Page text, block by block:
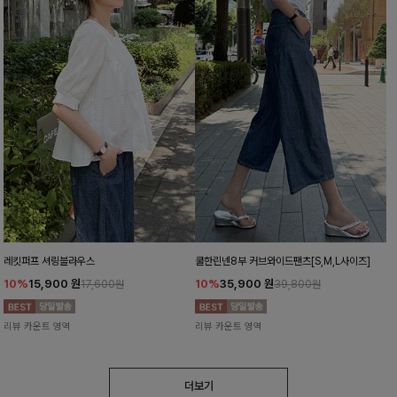
레킷퍼프 셔링블라우스
10%15,900 원17,600원
리뷰 카운트 영역
쿨한린넨8부 커브와이드팬츠[S,M,L사이즈]
10%35,900 원39,800원
리뷰 카운트 영역
더보기